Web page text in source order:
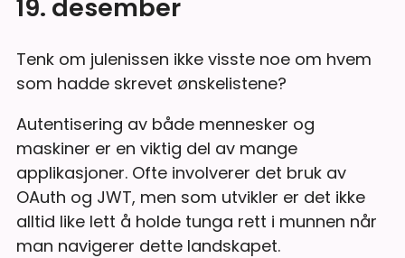
19. desember
Tenk om julenissen ikke visste noe om hvem
som hadde skrevet ønskelistene?
Autentisering av både mennesker og
maskiner er en viktig del av mange
applikasjoner. Ofte involverer det bruk av
OAuth og JWT, men som utvikler er det ikke
alltid like lett å holde tunga rett i munnen når
man navigerer dette landskapet.